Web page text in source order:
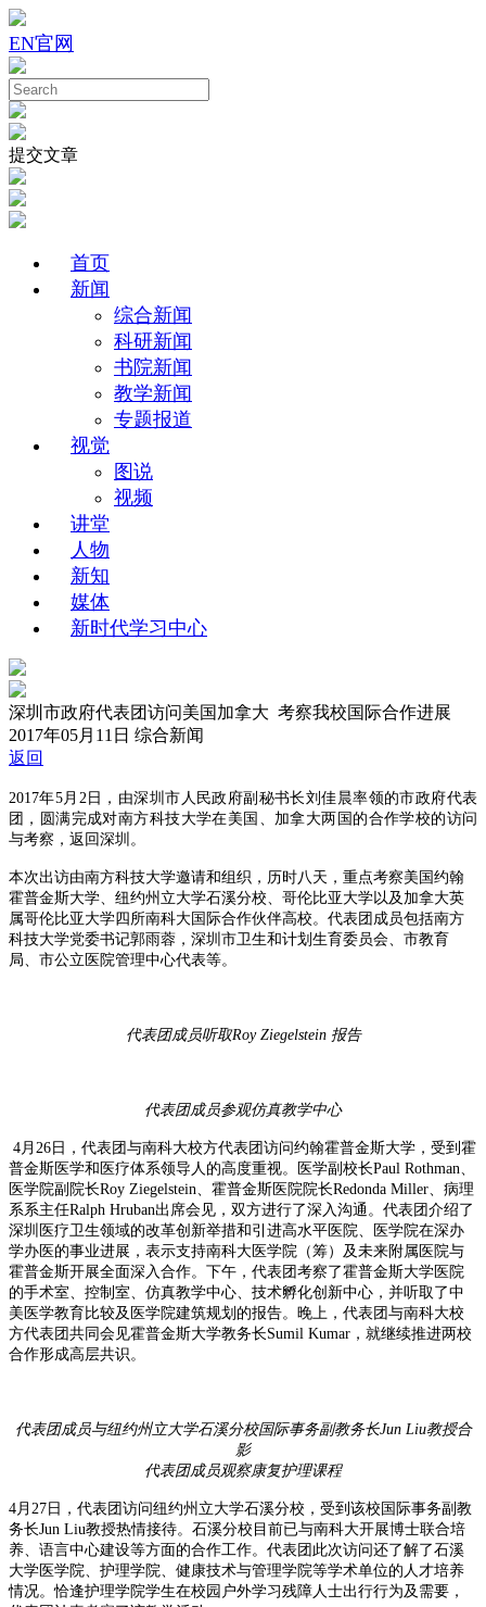
EN官网
提交文章
首页
新闻
综合新闻
科研新闻
书院新闻
教学新闻
专题报道
视觉
图说
视频
讲堂
人物
新知
媒体
新时代学习中心
深圳市政府代表团访问美国加拿大 考察我校国际合作进展
2017年05月11日 综合新闻
返回
2017年5月2日，由深圳市人民政府副秘书长刘佳晨率领的市政府代表
团，圆满完成对南方科技大学在美国、加拿大两国的合作学校的访问
与考察，返回深圳。
本次出访由南方科技大学邀请和组织，历时八天，重点考察美国约翰
霍普金斯大学、纽约州立大学石溪分校、哥伦比亚大学以及加拿大英
属哥伦比亚大学四所南科大国际合作伙伴高校。代表团成员包括南方
科技大学党委书记郭雨蓉，深圳市卫生和计划生育委员会、市教育
局、市公立医院管理中心代表等。
代表团成员听取Roy Ziegelstein 报告
代表团成员参观仿真教学中心
4月26日，代表团与南科大校方代表团访问约翰霍普金斯大学，受到霍
普金斯医学和医疗体系领导人的高度重视。医学副校长Paul Rothman、
医学院副院长Roy Ziegelstein、霍普金斯医院院长Redonda Miller、病理
系系主任Ralph Hruban出席会见，双方进行了深入沟通。代表团介绍了
深圳医疗卫生领域的改革创新举措和引进高水平医院、医学院在深办
学办医的事业进展，表示支持南科大医学院（筹）及未来附属医院与
霍普金斯开展全面深入合作。下午，代表团考察了霍普金斯大学医院
的手术室、控制室、仿真教学中心、技术孵化创新中心，并听取了中
美医学教育比较及医学院建筑规划的报告。晚上，代表团与南科大校
方代表团共同会见霍普金斯大学教务长Sumil Kumar，就继续推进两校
合作形成高层共识。
代表团成员与纽约州立大学石溪分校国际事务副教务长Jun Liu教授合
影
代表团成员观察康复护理课程
4月27日，代表团访问纽约州立大学石溪分校，受到该校国际事务副教
务长Jun Liu教授热情接待。石溪分校目前已与南科大开展博士联合培
养、语言中心建设等方面的合作工作。代表团此次访问还了解了石溪
大学医学院、护理学院、健康技术与管理学院等学术单位的人才培养
情况。恰逢护理学院学生在校园户外学习残障人士出行行为及需要，